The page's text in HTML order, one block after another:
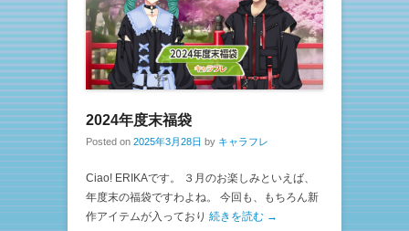
2024年度末福袋
Posted on 2025年3月28日 by キャラフレ
Ciao! ERIKAです。 ３月のお楽しみといえば、
年度末の福袋ですわよね。 今回も、もちろん新
作アイテムが入っており 続きを読む →